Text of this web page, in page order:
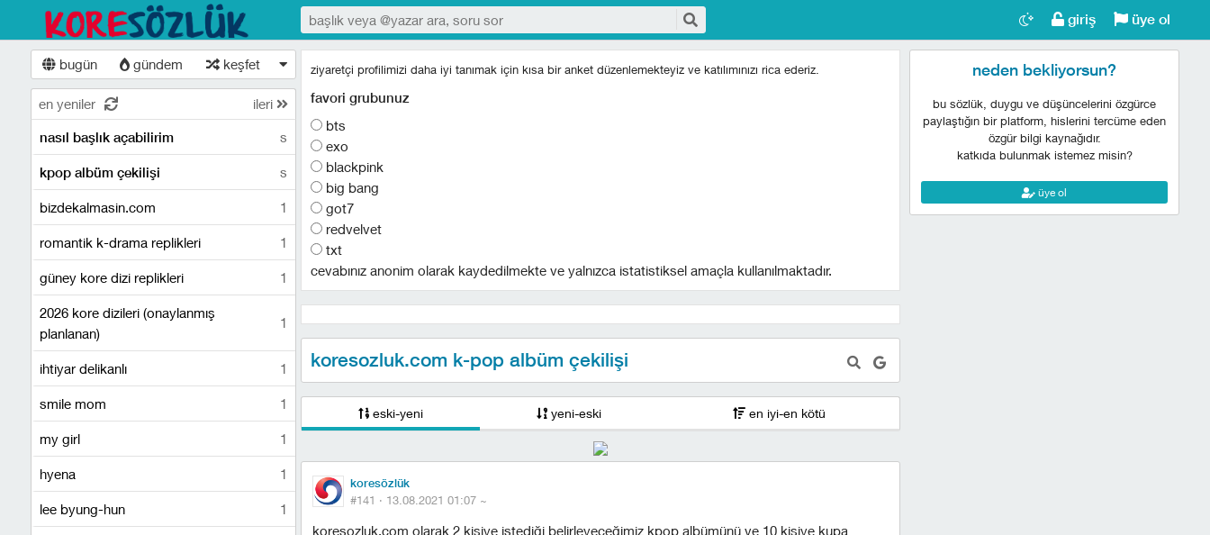
giriş üye ol
bugün gündem keşfet
en yeniler ileri
nasıl başlık açabilirim s
kpop albüm çekilişi s
bizdekalmasin.com 1
romantik k-drama replikleri 1
güney kore dizi replikleri 1
2026 kore dizileri (onaylanmış
planlanan)
1
ihtiyar delikanlı 1
smile mom 1
my girl 1
hyena 1
lee byung-hun 1
ziyaretçi profilimizi daha iyi tanımak için kısa bir anket düzenlemekteyiz ve katılımınızı rica ederiz.
favori grubunuz
bts
exo
blackpink
big bang
got7
redvelvet
txt
cevabınız anonim olarak kaydedilmekte ve yalnızca istatistiksel amaçla kullanılmaktadır.
koresozluk.com k-pop albüm çekilişi
eski-yeni yeni-eski en iyi-en kötü
koresözlük
#141 · 13.08.2021 01:07 ~
koresozluk.com olarak 2 kişiye istediği belirleyeceğimiz kpop albümünü ve 10 kişiye kupa
neden bekliyorsun?
bu sözlük, duygu ve düşüncelerini özgürce
paylaştığın bir platform, hislerini tercüme eden
özgür bilgi kaynağıdır.
katkıda bulunmak istemez misin?
üye ol